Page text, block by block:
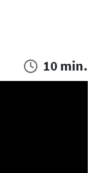
10 min.